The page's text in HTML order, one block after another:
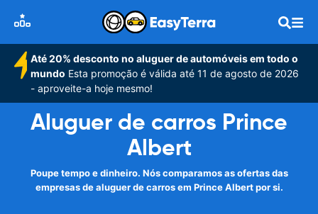
Até 20% desconto no aluguer de automóveis em todo o
mundo Esta promoção é válida até 11 de agosto de 2026
- aproveite-a hoje mesmo!
Aluguer de carros Prince
Albert
Poupe tempo e dinheiro. Nós comparamos as ofertas das
empresas de aluguer de carros em Prince Albert por si.